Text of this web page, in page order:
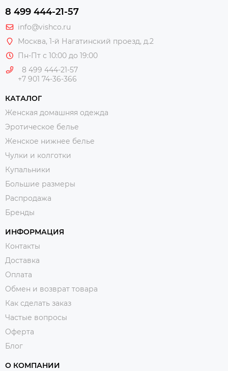
8 499 444-21-57
info@vishco.ru
Москва, 1-й Нагатинский проезд, д.2
Пн-Пт с 10:00 до 19:00
8 499 444-21-57
+7 901 74-36-366
КАТАЛОГ
Женская домашняя одежда
Эротическое белье
Женское нижнее белье
Чулки и колготки
Купальники
Большие размеры
Распродажа
Бренды
ИНФОРМАЦИЯ
Контакты
Доставка
Оплата
Обмен и возврат товара
Как сделать заказ
Частые вопросы
Оферта
Блог
О КОМПАНИИ